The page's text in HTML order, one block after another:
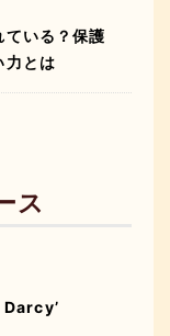
ている？保護
力とは
ス
Darcy’